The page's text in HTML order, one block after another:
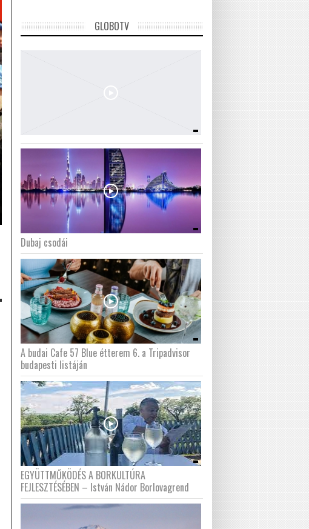
GLOBOTV
Dubaj csodái
A budai Cafe 57 Blue étterem 6. a Tripadvisor
budapesti listáján
EGYÜTTMŰKÖDÉS A BORKULTÚRA
FEJLESZTÉSÉBEN – István Nádor Borlovagrend